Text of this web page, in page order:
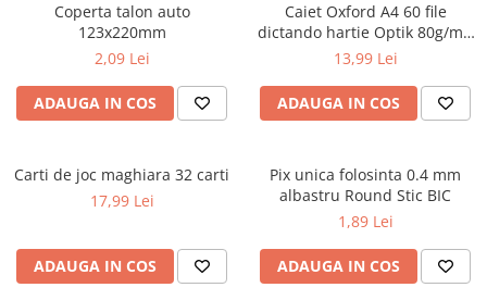
Caiete muzică
Caiete geografie și biologie
Caiete foi veline
Vocabulare
Blocuri de desen școlare
Accesorii geometrie și matematică
Rigle și Echere
Coperta talon auto
123x220mm
2,09 Lei
ADAUGA IN COS
Caiet Oxford A4 60 file
dictando hartie Optik 80g/mp
Touch Pastel
13,99 Lei
ADAUGA IN COS
Carti de joc maghiara 32 carti
17,99 Lei
ADAUGA IN COS
Pix unica folosinta 0.4 mm
albastru Round Stic BIC
1,89 Lei
ADAUGA IN COS